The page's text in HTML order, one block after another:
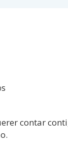
contar